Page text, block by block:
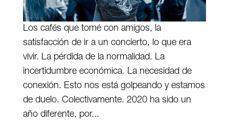
Los cafés que tomé con amigos, la
satisfacción de ir a un concierto, lo que era
vivir. La pérdida de la normalidad. La
incertidumbre económica. La necesidad de
conexión. Esto nos está golpeando y estamos
de duelo. Colectivamente. 2020 ha sido un
año diferente, por...